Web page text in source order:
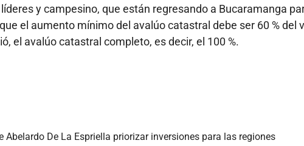
y campesino, que están regresando a Bucaramanga
el aumento mínimo del avalúo catastral debe ser 60 % del
el avalúo catastral completo, es decir, el 100 %.
Abelardo De La Espriella priorizar inversiones para las regiones